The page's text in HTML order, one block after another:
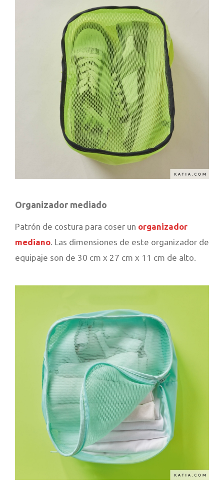
Organizador mediado
Patrón de costura para coser un organizador
mediano. Las dimensiones de este organizador de
equipaje son de 30 cm x 27 cm x 11 cm de alto.